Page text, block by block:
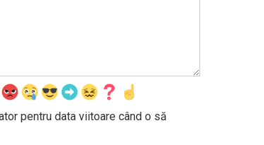
pentru data viitoare când o să